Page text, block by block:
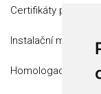
Certifikáty produktů
Instalační místa
Homologace